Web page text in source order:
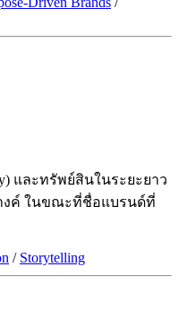
และทรัพย์สินในระยะยาว
งค์ ในขณะที่ชื่อแบรนด์ที่
/ Storytelling